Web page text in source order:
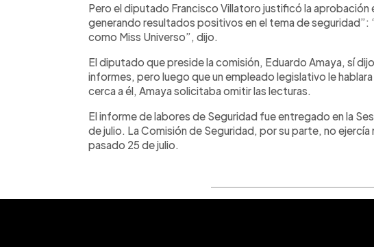
Pero el diputado Francisco Villatoro justificó la aprobación
generando resultados positivos en el tema de seguridad”:
como Miss Universo”, dijo.
El diputado que preside la comisión, Eduardo Amaya, sí
informes, pero luego que un empleado legislativo le
cerca a él, Amaya solicitaba omitir las lecturas.
El informe de labores de Seguridad fue entregado en la
de julio. La Comisión de Seguridad, por su parte, no ejercía
pasado 25 de julio.